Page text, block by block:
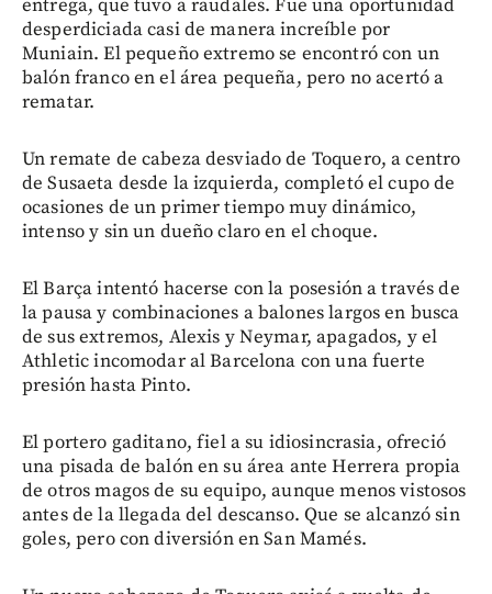
entrega, que tuvo a raudales. Fue una oportunidad
desperdiciada casi de manera increíble por
Muniain. El pequeño extremo se encontró con un
balón franco en el área pequeña, pero no acertó a
rematar.
Un remate de cabeza desviado de Toquero, a centro
de Susaeta desde la izquierda, completó el cupo de
ocasiones de un primer tiempo muy dinámico,
intenso y sin un dueño claro en el choque.
El Barça intentó hacerse con la posesión a través de
la pausa y combinaciones a balones largos en busca
de sus extremos, Alexis y Neymar, apagados, y el
Athletic incomodar al Barcelona con una fuerte
presión hasta Pinto.
El portero gaditano, fiel a su idiosincrasia, ofreció
una pisada de balón en su área ante Herrera propia
de otros magos de su equipo, aunque menos vistosos
antes de la llegada del descanso. Que se alcanzó sin
goles, pero con diversión en San Mamés.